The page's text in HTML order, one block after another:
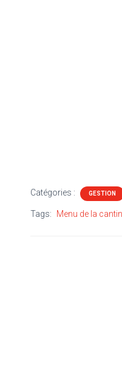
Catégories : GESTION
Tags: Menu de la